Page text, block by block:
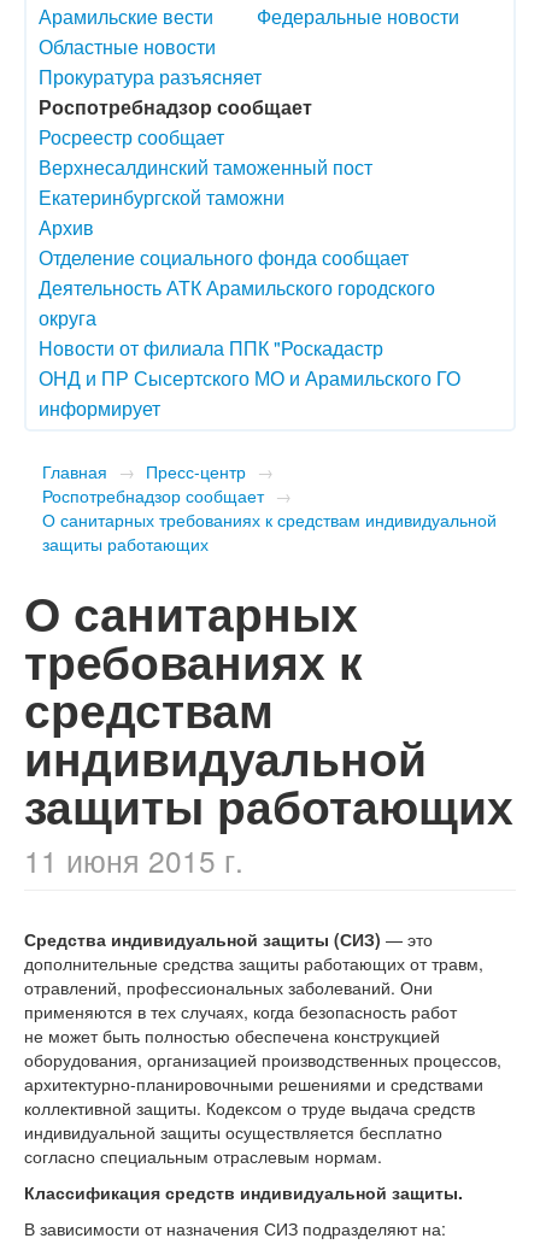
Арамильские вести
Федеральные новости
Областные новости
Прокуратура разъясняет
Роспотребнадзор сообщает
Росреестр сообщает
Верхнесалдинский таможенный пост
Екатеринбургской таможни
Архив
Отделение социального фонда сообщает
Деятельность АТК Арамильского городского
округа
Новости от филиала ППК "Роскадастр
ОНД и ПР Сысертского МО и Арамильского ГО
информирует
Главная → Пресс-центр →
Роспотребнадзор сообщает →
О санитарных требованиях к средствам индивидуальной
защиты работающих
О санитарных
требованиях к
средствам
индивидуальной
защиты работающих
11 июня 2015 г.
Средства индивидуальной защиты (СИЗ) — это
дополнительные средства защиты работающих от травм,
отравлений, профессиональных заболеваний. Они
применяются в тех случаях, когда безопасность работ
не может быть полностью обеспечена конструкцией
оборудования, организацией производственных процессов,
архитектурно-планировочными решениями и средствами
коллективной защиты. Кодексом о труде выдача средств
индивидуальной защиты осуществляется бесплатно
согласно специальным отраслевым нормам.
Классификация средств индивидуальной защиты.
В зависимости от назначения СИЗ подразделяют на: